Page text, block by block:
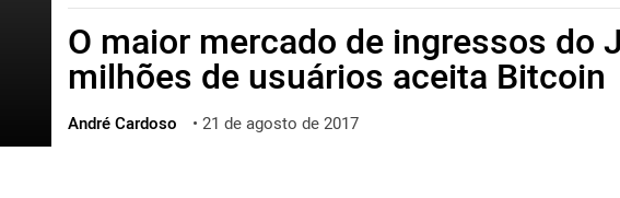
العربية
ไทย
ქართული
O maior mercado de ingressos do
milhões de usuários aceita Bitcoin
André Cardoso • 21 de agosto de 2017